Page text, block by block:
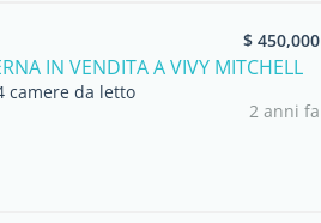
$ 450,000
IN VENDITA A VIVY MITCHELL
camere da letto
2 anni fa